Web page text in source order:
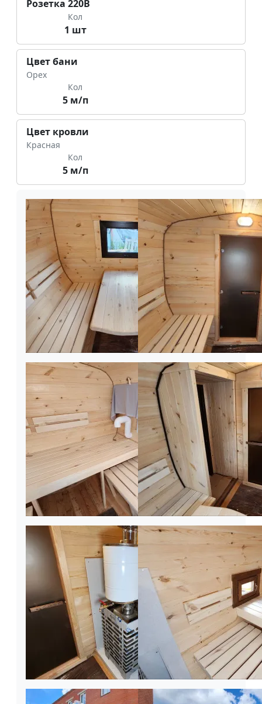
Розетка 220В
Кол
1 шт
Цвет бани
Орех
Кол
5 м/п
Цвет кровли
Красная
Кол
5 м/п